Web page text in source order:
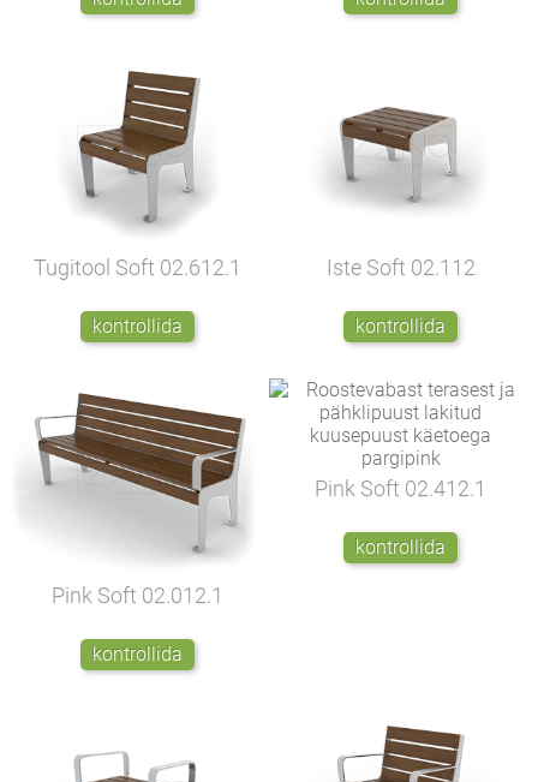
Tugitool Soft 02.612.1
kontrollida
Iste Soft 02.112
kontrollida
Pink Soft 02.012.1
kontrollida
Pink Soft 02.412.1
kontrollida